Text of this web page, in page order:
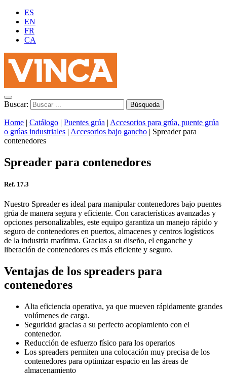
ES
EN
FR
CA
Buscar:
Home | Catálogo | Puentes grúa | Accesorios para grúa, puente grúa
o grúas industriales | Accesorios bajo gancho | Spreader para
contenedores
Spreader para contenedores
Ref. 17.3
Nuestro Spreader es ideal para manipular contenedores bajo puentes
grúa de manera segura y eficiente. Con características avanzadas y
opciones personalizables, este equipo garantiza un manejo rápido y
seguro de contenedores en puertos, almacenes y centros logísticos
de la industria marítima. Gracias a su diseño, el enganche y
liberación de contenedores es más eficiente y seguro.
Ventajas de los spreaders para
contenedores
Alta eficiencia operativa, ya que mueven rápidamente grandes
volúmenes de carga.
Seguridad gracias a su perfecto acoplamiento con el
contenedor.
Reducción de esfuerzo físico para los operarios
Los spreaders permiten una colocación muy precisa de los
contenedores para optimizar espacio en las áreas de
almacenamiento